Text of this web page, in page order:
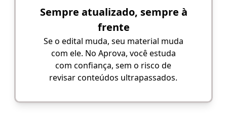
Sempre atualizado, sempre à
frente
Se o edital muda, seu material muda
com ele. No Aprova, você estuda
com confiança, sem o risco de
revisar conteúdos ultrapassados.